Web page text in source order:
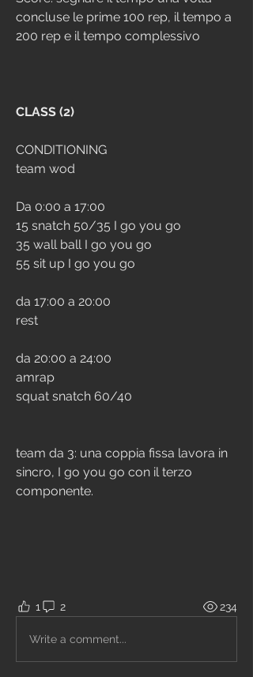
concluse le prime 100 rep, il tempo a
200 rep e il tempo complessivo
CLASS (2)
CONDITIONING
team wod
Da 0:00 a 17:00
15 snatch 50/35 I go you go
35 wall ball I go you go
55 sit up I go you go
da 17:00 a 20:00
rest
da 20:00 a 24:00
amrap
squat snatch 60/40
team da 3: una coppia fissa lavora in
sincro, I go you go con il terzo
componente.
1 2 234
Write a comment...